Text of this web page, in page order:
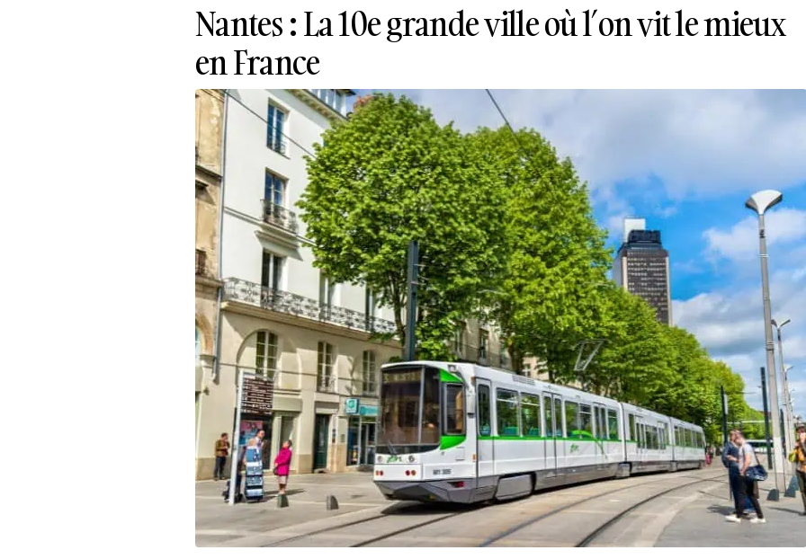
Nantes : La 10e grande ville où l’on vit le mieux
en France